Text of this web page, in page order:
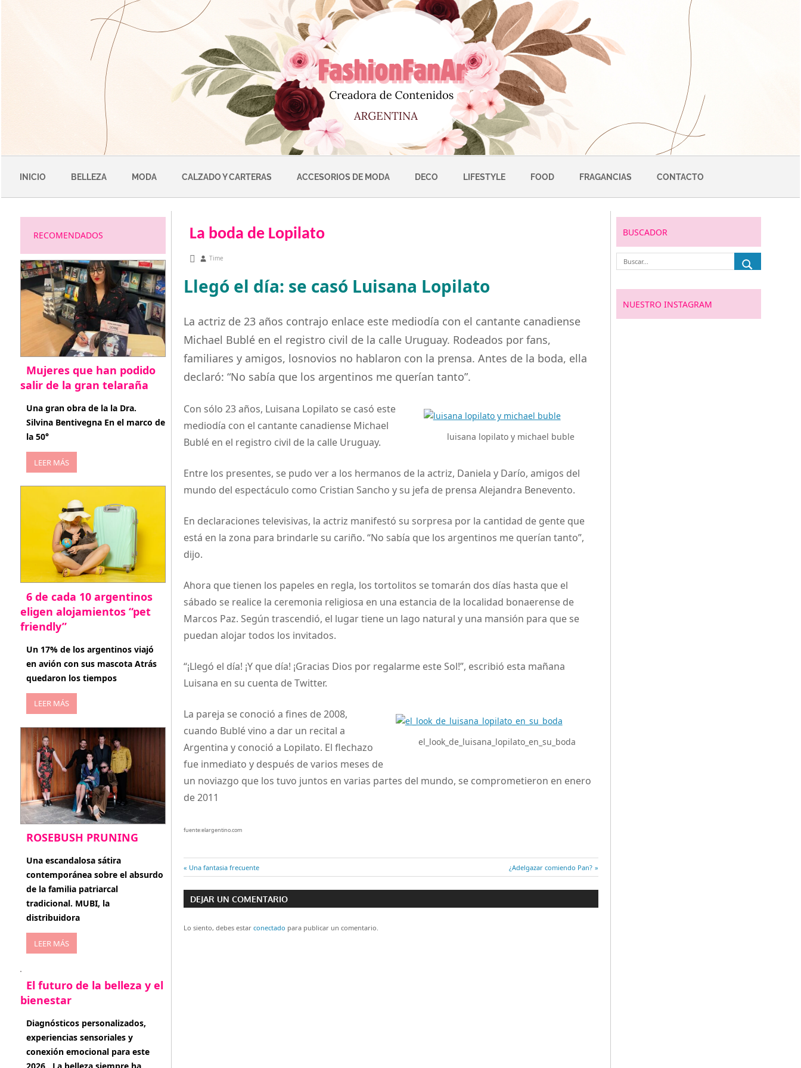
INICIO BELLEZA MODA CALZADO Y CARTERAS ACCESORIOS DE MODA DECO LIFESTYLE FOOD FRAGANCIAS CONTACTO
La boda de Lopilato
abril 5, 2011
Time
Llegó el día: se casó Luisana Lopilato
La actriz de 23 años contrajo enlace este mediodía con el cantante canadiense
Michael Bublé en el registro civil de la calle Uruguay. Rodeados por fans,
familiares y amigos, losnovios no hablaron con la prensa. Antes de la boda, ella
declaró: “No sabía que los argentinos me querían tanto”.
luisana lopilato y michael buble
Con sólo 23 años, Luisana Lopilato se casó este
mediodía con el cantante canadiense Michael
Bublé en el registro civil de la calle Uruguay.
Entre los presentes, se pudo ver a los hermanos de la actriz, Daniela y Darío, amigos del
mundo del espectáculo como Cristian Sancho y su jefa de prensa Alejandra Benevento.
En declaraciones televisivas, la actriz manifestó su sorpresa por la cantidad de gente que
está en la zona para brindarle su cariño. “No sabía que los argentinos me querían tanto”,
dijo.
Ahora que tienen los papeles en regla, los tortolitos se tomarán dos días hasta que el
sábado se realice la ceremonia religiosa en una estancia de la localidad bonaerense de
Marcos Paz. Según trascendió, el lugar tiene un lago natural y una mansión para que se
puedan alojar todos los invitados.
“¡Llegó el día! ¡Y que día! ¡Gracias Dios por regalarme este Sol!”, escribió esta mañana
Luisana en su cuenta de Twitter.
el_look_de_luisana_lopilato_en_su_boda
La pareja se conoció a fines de 2008,
cuando Bublé vino a dar un recital a
Argentina y conoció a Lopilato. El flechazo
fue inmediato y después de varios meses de
un noviazgo que los tuvo juntos en varias partes del mundo, se comprometieron en enero
de 2011
fuente:elargentino.com
Navegación
de
entradas
Entrada
anterior:
Una fantasia frecuente
Entrada
siguiente:
¿Adelgazar comiendo Pan?
DEJAR UN COMENTARIO
Lo siento, debes estar conectado para publicar un comentario.
RECOMENDADOS
Mujeres que han podido
salir de la gran telaraña
abril 29, 2026
Una gran obra de la la Dra.
Silvina Bentivegna En el marco de
la 50°
LEER MÁS
6 de cada 10 argentinos
eligen alojamientos “pet
friendly”
abril 27, 2026
Un 17% de los argentinos viajó
en avión con sus mascota Atrás
quedaron los tiempos
LEER MÁS
ROSEBUSH PRUNING
enero 20, 2026
Una escandalosa sátira
contemporánea sobre el absurdo
de la familia patriarcal
tradicional. MUBI, la
distribuidora
LEER MÁS
El futuro de la belleza y el
bienestar
enero 15, 2026
Diagnósticos personalizados,
experiencias sensoriales y
conexión emocional para este
BUSCADOR
NUESTRO INSTAGRAM